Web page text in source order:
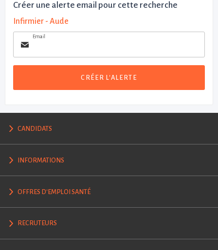
Créer une alerte email pour cette recherche
Infirmier - Aude
Email
CRÉER L'ALERTE
CANDIDATS
INFORMATIONS
OFFRES D'EMPLOI SANTÉ
RECRUTEURS